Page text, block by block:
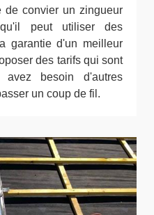
de convier un zingueur
qu'il peut utiliser des
garantie d'un meilleur
des tarifs qui sont
besoin d'autres
un coup de fil.